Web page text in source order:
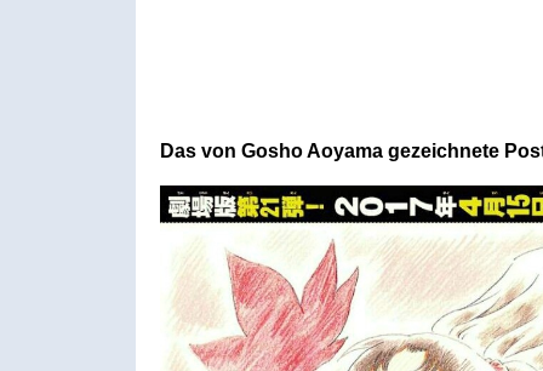
Das von Gosho Aoyama gezeichnete